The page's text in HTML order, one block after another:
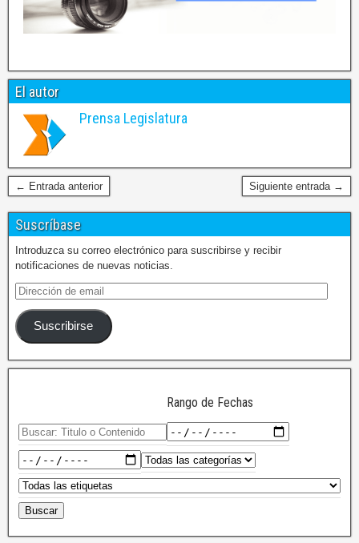
El autor
Prensa Legislatura
← Entrada anterior Siguiente entrada →
Suscríbase
Introduzca su correo electrónico para suscribirse y recibir
notificaciones de nuevas noticias.
Suscribirse
Rango de Fechas